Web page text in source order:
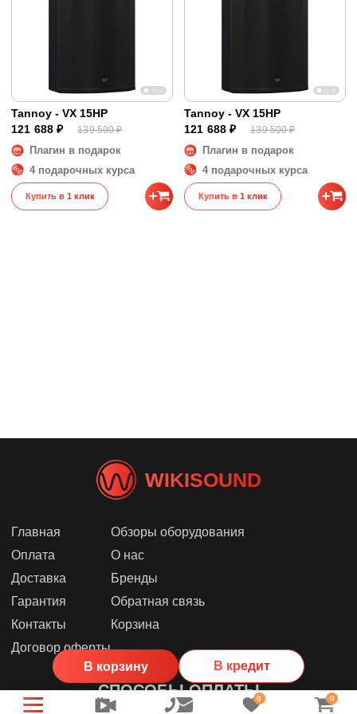
В корзину В кредит
Tannoy - VX 15HP
121 688 ₽
139 500 ₽
Плагин в подарок
4 подарочных курса
Купить в 1 клик
Tannoy - VX 15HP
121 688 ₽
139 500 ₽
Плагин в подарок
4 подарочных курса
Купить в 1 клик
WIKISOUND
Главная
Оплата
Доставка
Гарантия
Контакты
Договор оферты
Обзоры оборудования
О нас
Бренды
Обратная связь
Корзина
СПОСОБЫ ОПЛАТЫ0 0